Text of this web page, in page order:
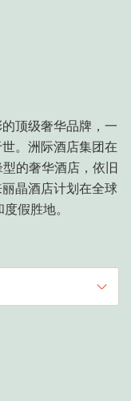
顶级奢华品牌，一
。洲际酒店集团在
的奢华酒店，依旧
晶酒店计划在全球
假胜地。